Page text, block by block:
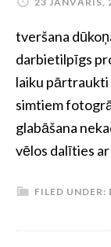
tveršana
darbietilpīgs
laiku pārtraukti
simtiem
glabāšana
vēlos dalīties
FILED UNDER: